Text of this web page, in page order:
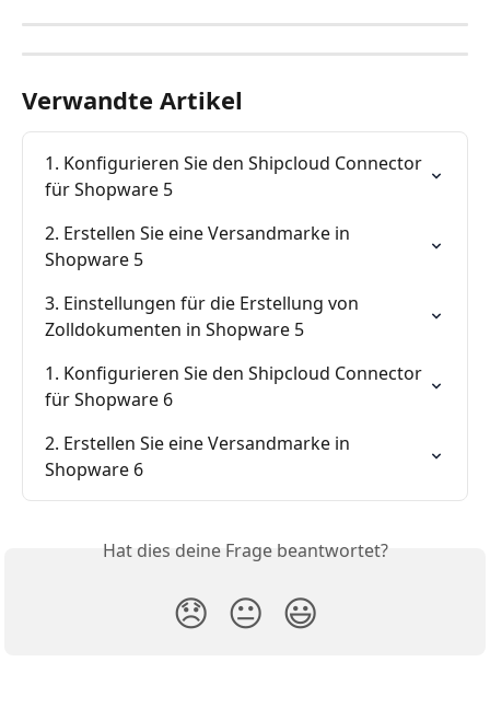
Verwandte Artikel
1. Konfigurieren Sie den Shipcloud Connector
für Shopware 5
2. Erstellen Sie eine Versandmarke in
Shopware 5
3. Einstellungen für die Erstellung von
Zolldokumenten in Shopware 5
1. Konfigurieren Sie den Shipcloud Connector
für Shopware 6
2. Erstellen Sie eine Versandmarke in
Shopware 6
Hat dies deine Frage beantwortet?
😞 😐 😃